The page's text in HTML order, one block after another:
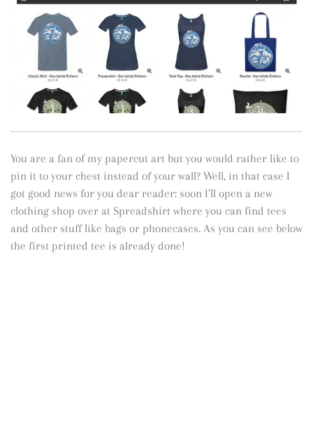
You are a fan of my papercut art but you would rather like to
pin it to your chest instead of your wall? Well, in that case I
got good news for you dear reader: soon I’ll open a new
clothing shop over at Spreadshirt where you can find tees
and other stuff like bags or phonecases. As you can see below
the first printed tee is already done!